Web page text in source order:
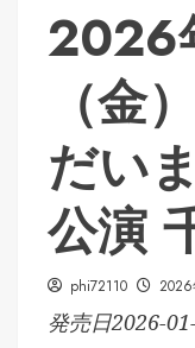
2026
（金
だい
公演
phi72110 2026
発売日2026-